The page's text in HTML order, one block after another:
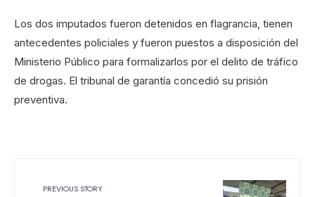
Los dos imputados fueron detenidos en flagrancia, tienen
antecedentes policiales y fueron puestos a disposición del
Ministerio Público para formalizarlos por el delito de tráfico
de drogas. El tribunal de garantía concedió su prisión
preventiva.
PREVIOUS STORY